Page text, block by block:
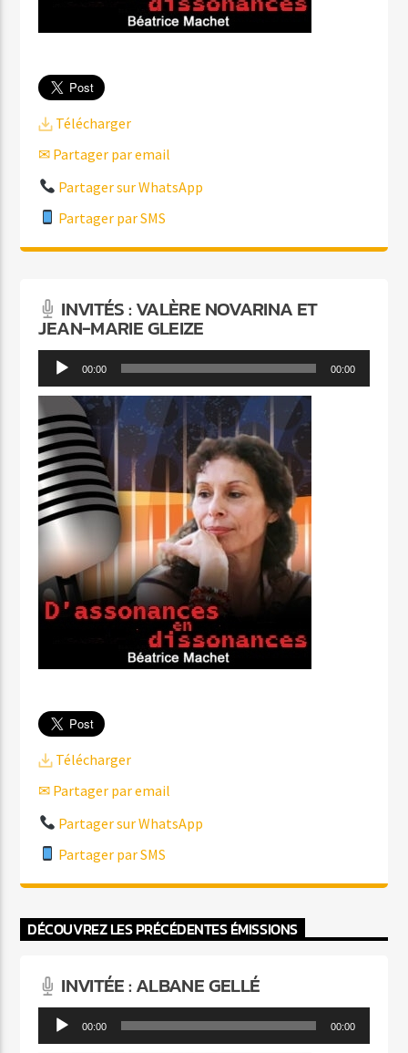
Télécharger
✉ Partager par email
Partager sur WhatsApp
Partager par SMS
INVITÉS : VALÈRE NOVARINA ET
JEAN-MARIE GLEIZE
Lecteur 00:00 00:00
Télécharger
✉ Partager par email
Partager sur WhatsApp
Partager par SMS
DÉCOUVREZ LES PRÉCÉDENTES ÉMISSIONS
INVITÉE : ALBANE GELLÉ
Lecteur
audio
00:00 00:00